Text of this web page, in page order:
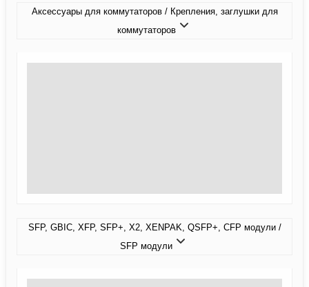
Аксессуары для коммутаторов / Крепления, заглушки для
коммутаторов
SFP, GBIC, XFP, SFP+, X2, XENPAK, QSFP+, CFP модули /
SFP модули